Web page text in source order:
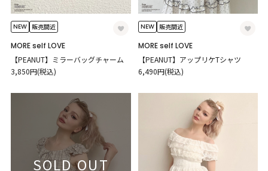
NEW 販売間近
MORE self LOVE
【PEANUT】ミラーバッグチャーム
3,850円(税込)
NEW 販売間近
MORE self LOVE
【PEANUT】アップリケTシャツ
6,490円(税込)
SOLD OUT